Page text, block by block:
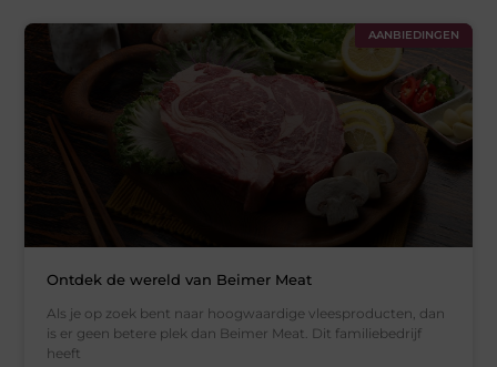
AANBIEDINGEN
Ontdek de wereld van Beimer Meat
Als je op zoek bent naar hoogwaardige vleesproducten, dan
is er geen betere plek dan Beimer Meat. Dit familiebedrijf
heeft